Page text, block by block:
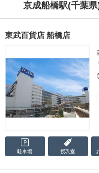
京成船橋駅(千葉
東武百貨店 船橋店
駐車場 授乳室